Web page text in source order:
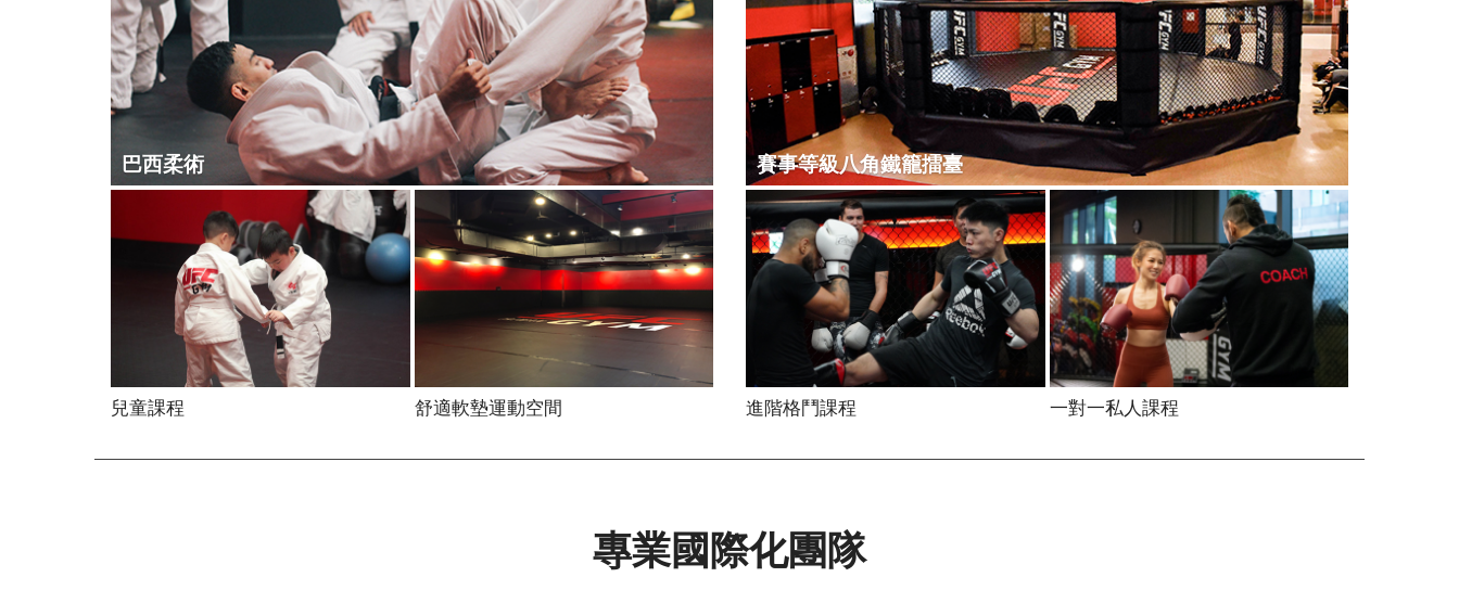
巴西柔術
兒童課程 舒適軟墊運動空間
賽事等級八角鐵籠擂臺
進階格鬥課程 一對一私人課程
專業國際化團隊